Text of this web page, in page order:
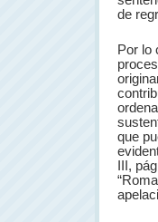
de
Por lo
que
III,